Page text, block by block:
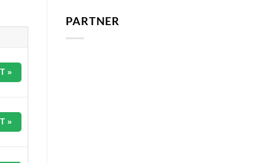
»
»
PARTNER